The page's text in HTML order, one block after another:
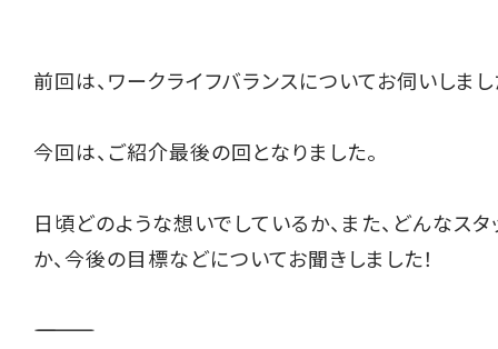
前回は、ワークライフバランスについてお伺いしまし
今回は、ご紹介最後の回となりました。
日頃どのような想いでしているか、また、どんなス
か、今後の目標などについてお聞きしました！
――――――――――